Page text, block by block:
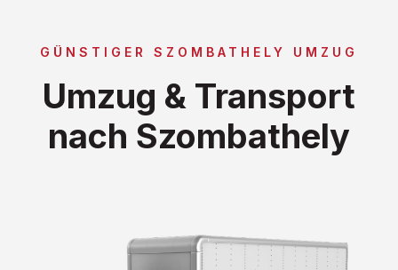
GÜNSTIGER SZOMBATHELY UMZUG
Umzug & Transport
nach Szombathely